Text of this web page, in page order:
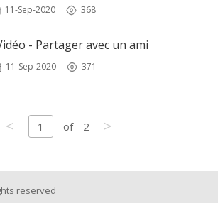
11-Sep-2020 368
- Partager avec un ami
11-Sep-2020 371
< 1 of 2 >
reserved